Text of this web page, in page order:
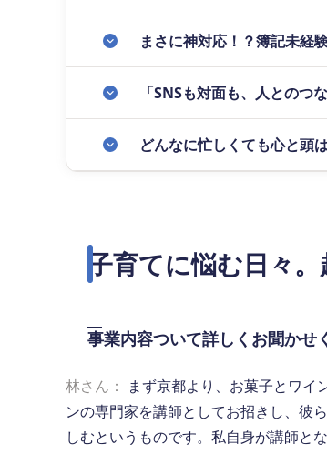
まさに神対応！？簿記未経
「SNSも対面も、人とのつ
どんなに忙しくても心と頭
子育てに悩む日々
事業内容ついて詳しくお聞かせ
林さん：
まず京都より、お菓子とワイ
ンの専門家を講師としてお招きし、彼
しむというものです。私自身が講師と